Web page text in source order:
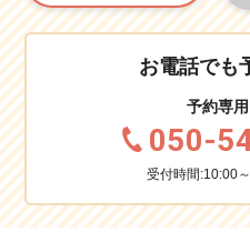
お電話でも
予約専
050-
受付時間:10:00